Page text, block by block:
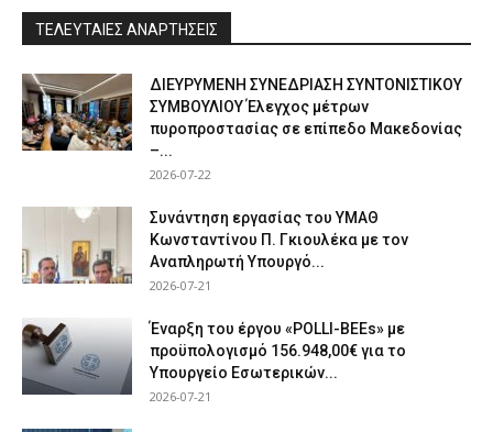
ΤΕΛΕΥΤΑΙΕΣ ΑΝΑΡΤΗΣΕΙΣ
ΔΙΕΥΡΥΜΕΝΗ ΣΥΝΕΔΡΙΑΣΗ ΣΥΝΤΟΝΙΣΤΙΚΟΥ
ΣΥΜΒΟΥΛΙΟΥ Έλεγχος μέτρων
πυροπροστασίας σε επίπεδο Μακεδονίας
–...
2026-07-22
Συνάντηση εργασίας του ΥΜΑΘ
Κωνσταντίνου Π. Γκιουλέκα με τον
Αναπληρωτή Υπουργό...
2026-07-21
Έναρξη του έργου «POLLI-BEEs» με
προϋπολογισμό 156.948,00€ για το
Υπουργείο Εσωτερικών...
2026-07-21